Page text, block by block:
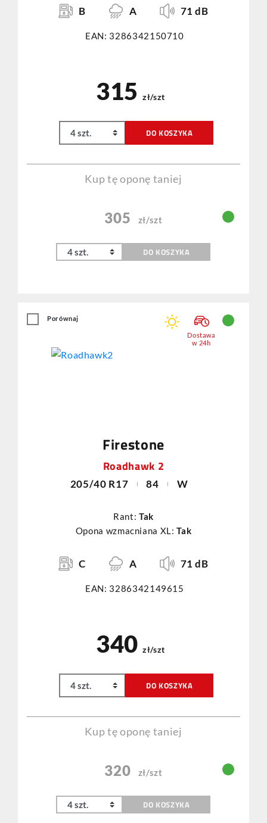
B A 71 dB
EAN: 3286342150710
315 zł/szt
DO KOSZYKA
Kup tę oponę taniej
305 zł/szt
DO KOSZYKA
Firestone
Roadhawk 2
205/40 R17 84 W
Rant: Tak
Opona wzmacniana XL:Tak
C A 71 dB
EAN: 3286342149615
Porównaj
Dostawa
w 24h
340 zł/szt
DO KOSZYKA
Kup tę oponę taniej
320 zł/szt
DO KOSZYKA